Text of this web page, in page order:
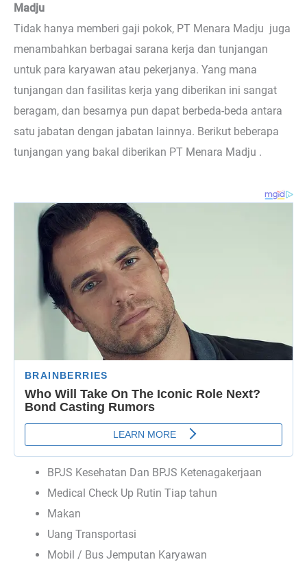
Madju
Tidak hanya memberi gaji pokok, PT Menara Madju juga
menambahkan berbagai sarana kerja dan tunjangan
untuk para karyawan atau pekerjanya. Yang mana
tunjangan dan fasilitas kerja yang diberikan ini sangat
beragam, dan besarnya pun dapat berbeda-beda antara
satu jabatan dengan jabatan lainnya. Berikut beberapa
tunjangan yang bakal diberikan PT Menara Madju .
BPJS Kesehatan Dan BPJS Ketenagakerjaan
Medical Check Up Rutin Tiap tahun
Makan
Uang Transportasi
Mobil / Bus Jemputan Karyawan